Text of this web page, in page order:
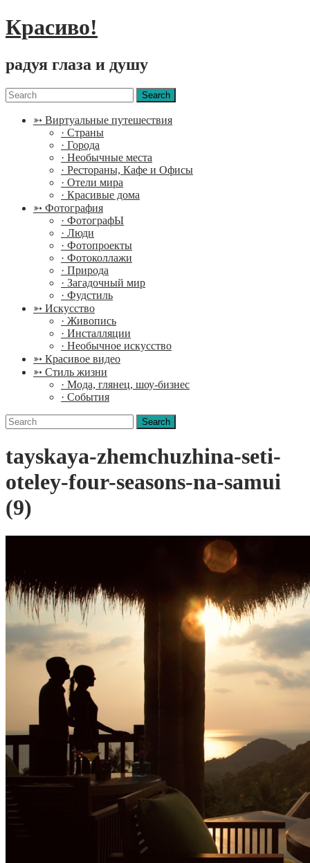
Красиво!
радуя глаза и душу
Menu
Search
for:
➳ Виртуальные путешествия
· Страны
· Города
· Необычные места
· Рестораны, Кафе и Офисы
· Отели мира
· Красивые дома
➳ Фотография
· ФотографЫ
· Люди
· Фотопроекты
· Фотоколлажи
· Природа
· Загадочный мир
· Фудстиль
➳ Искусство
· Живопись
· Инсталляции
· Необычное искусство
➳ Красивое видео
➳ Стиль жизни
· Мода, глянец, шоу-бизнес
· События
Search
for:
tayskaya-zhemchuzhina-seti-
oteley-four-seasons-na-samui
(9)